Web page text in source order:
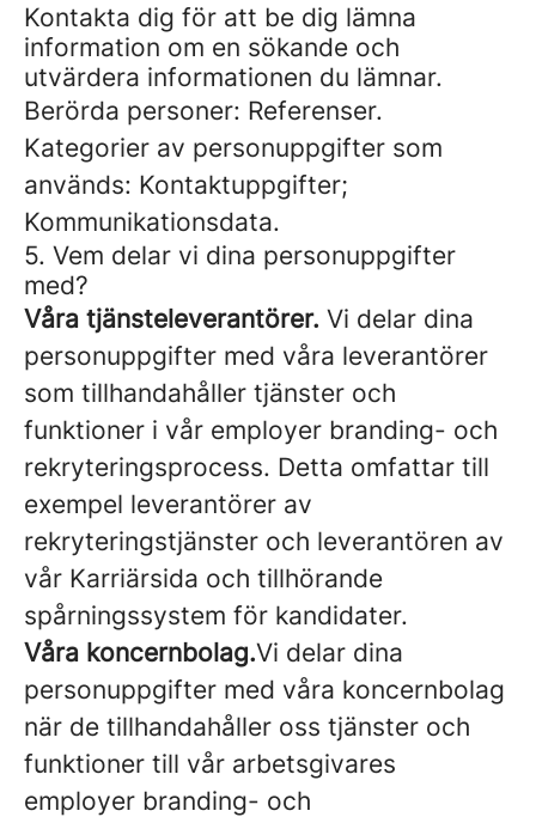
Kontakta dig för att be dig lämna
information om en sökande och
utvärdera informationen du lämnar.
Berörda personer: Referenser.
Kategorier av personuppgifter som
används: Kontaktuppgifter;
Kommunikationsdata.
5. Vem delar vi dina personuppgifter
med?
Våra tjänsteleverantörer. Vi delar dina
personuppgifter med våra leverantörer
som tillhandahåller tjänster och
funktioner i vår employer branding- och
rekryteringsprocess. Detta omfattar till
exempel leverantörer av
rekryteringstjänster och leverantören av
vår Karriärsida och tillhörande
spårningssystem för kandidater.
Våra koncernbolag.Vi delar dina
personuppgifter med våra koncernbolag
när de tillhandahåller oss tjänster och
funktioner till vår arbetsgivares
employer branding- och